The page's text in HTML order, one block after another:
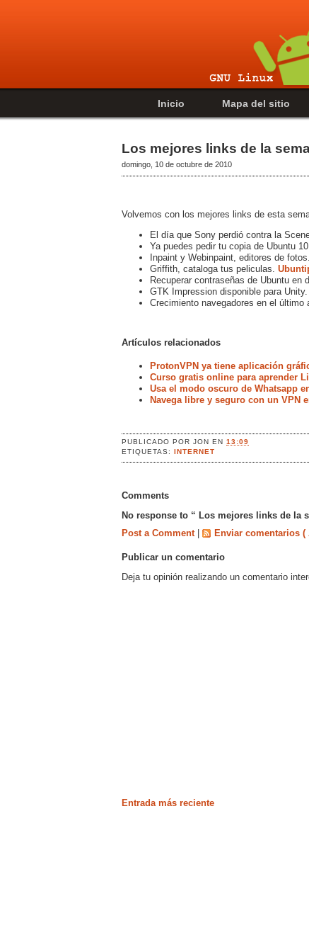
Inicio Mapa del sitio
Los mejores links de la
domingo, 10 de octubre de 2010
Volvemos con los mejores links de esta
El día que Sony perdió contra la
Ya puedes pedir tu copia de Ubuntu
Inpaint y Webinpaint, editores de fotos.
Griffith, cataloga tus peliculas.
Recuperar contraseñas de Ubuntu en
GTK Impression disponible para Unity.
Crecimiento navegadores en el último
Artículos relacionados
ProtonVPN ya tiene aplicación
Curso gratis online para aprender
Usa el modo oscuro de Whatsapp
Navega libre y seguro con un VPN
PUBLICADO PORJONEN13:09
ETIQUETAS:INTERNET
Comments
No response to “ Los mejores links de la
Post a Comment
Enviar comentarios (
Publicar un comentario
Deja tu opinión realizando un comentario
Entrada más reciente